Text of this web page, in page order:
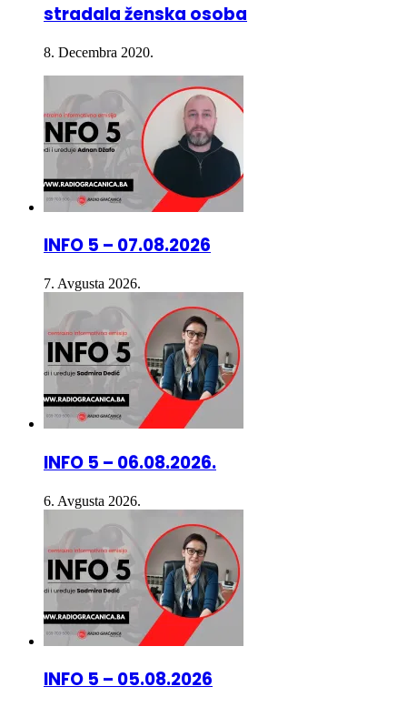
Gračanica: Iz vatrenog oružja smrtno
stradala ženska osoba
INFO 5 – 07.08.2026
7. Avgusta 2026.
INFO 5 – 06.08.2026.
6. Avgusta 2026.